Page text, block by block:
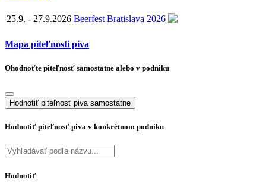
25.9. - 27.9.2026 Beerfest Bratislava 2026
Mapa piteľnosti piva
Ohodnoťte piteľnosť samostatne alebo v podniku
Hodnotiť piteľnosť piva samostatne
Hodnotiť piteľnosť piva v konkrétnom podniku
Hodnotiť